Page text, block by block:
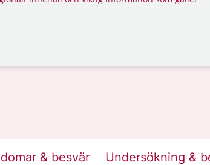
& besvär Undersökning &